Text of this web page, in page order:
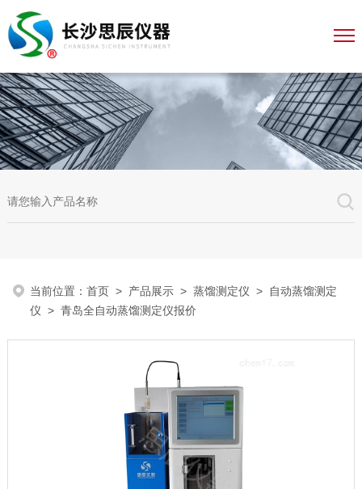
当前位置：首页 > 产品展示 >蒸馏测定仪 > 自动蒸馏测定
仪 > 青岛全自动蒸馏测定仪报价